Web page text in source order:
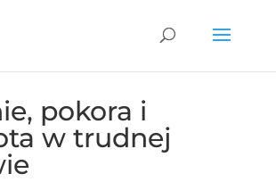
pokora i
w trudnej